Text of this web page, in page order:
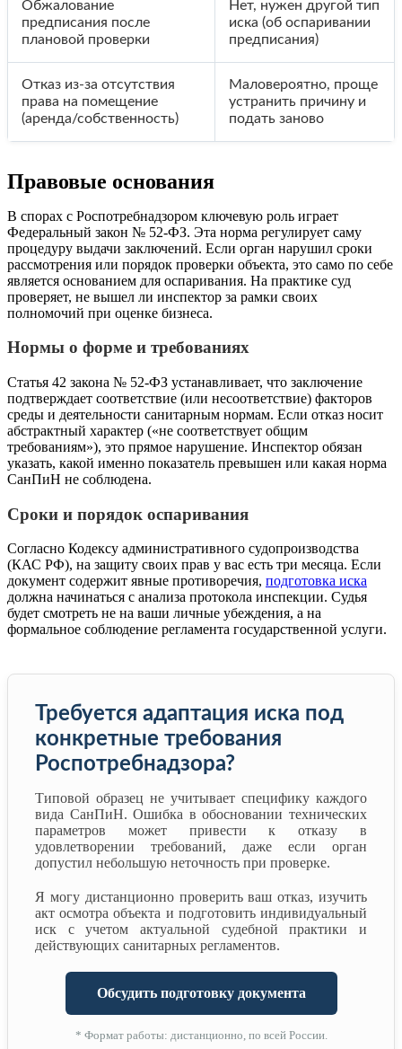
Обжалование
предписания после
плановой проверки
Нет, нужен другой тип
иска (об оспаривании
предписания)
Отказ из-за отсутствия
права на помещение
(аренда/собственность)
Маловероятно, проще
устранить причину и
подать заново
Правовые основания
В спорах с Роспотребнадзором ключевую роль играет
Федеральный закон № 52-ФЗ. Эта норма регулирует саму
процедуру выдачи заключений. Если орган нарушил сроки
рассмотрения или порядок проверки объекта, это само по себе
является основанием для оспаривания. На практике суд
проверяет, не вышел ли инспектор за рамки своих
полномочий при оценке бизнеса.
Нормы о форме и требованиях
Статья 42 закона № 52-ФЗ устанавливает, что заключение
подтверждает соответствие (или несоответствие) факторов
среды и деятельности санитарным нормам. Если отказ носит
абстрактный характер («не соответствует общим
требованиям»), это прямое нарушение. Инспектор обязан
указать, какой именно показатель превышен или какая норма
СанПиН не соблюдена.
Сроки и порядок оспаривания
Согласно Кодексу административного судопроизводства
(КАС РФ), на защиту своих прав у вас есть три месяца. Если
документ содержит явные противоречия, подготовка иска
должна начинаться с анализа протокола инспекции. Судья
будет смотреть не на ваши личные убеждения, а на
формальное соблюдение регламента государственной услуги.
Требуется адаптация иска под
конкретные требования
Роспотребнадзора?
Типовой образец не учитывает специфику каждого
вида СанПиН. Ошибка в обосновании технических
параметров может привести к отказу в
удовлетворении требований, даже если орган
допустил небольшую неточность при проверке.
Я могу дистанционно проверить ваш отказ, изучить
акт осмотра объекта и подготовить индивидуальный
иск с учетом актуальной судебной практики и
действующих санитарных регламентов.
Обсудить подготовку документа
* Формат работы: дистанционно, по всей России.